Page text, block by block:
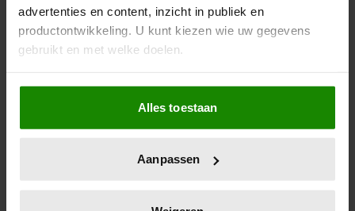
advertenties en content, inzicht in publiek en
productontwikkeling. U kunt kiezen wie uw gegevens
gebruikt en met welke doelen.
Als u het toestaat, willen we ook graag:
Informatie verzamelen over uw geografische locatie,
die tot een paar meter nauwkeurig kan zijn
op specifieke eigenschappen (fingerprinting)
verwerkt en stel uw voorkeuren in het
Alles toestaan
Aanpassen